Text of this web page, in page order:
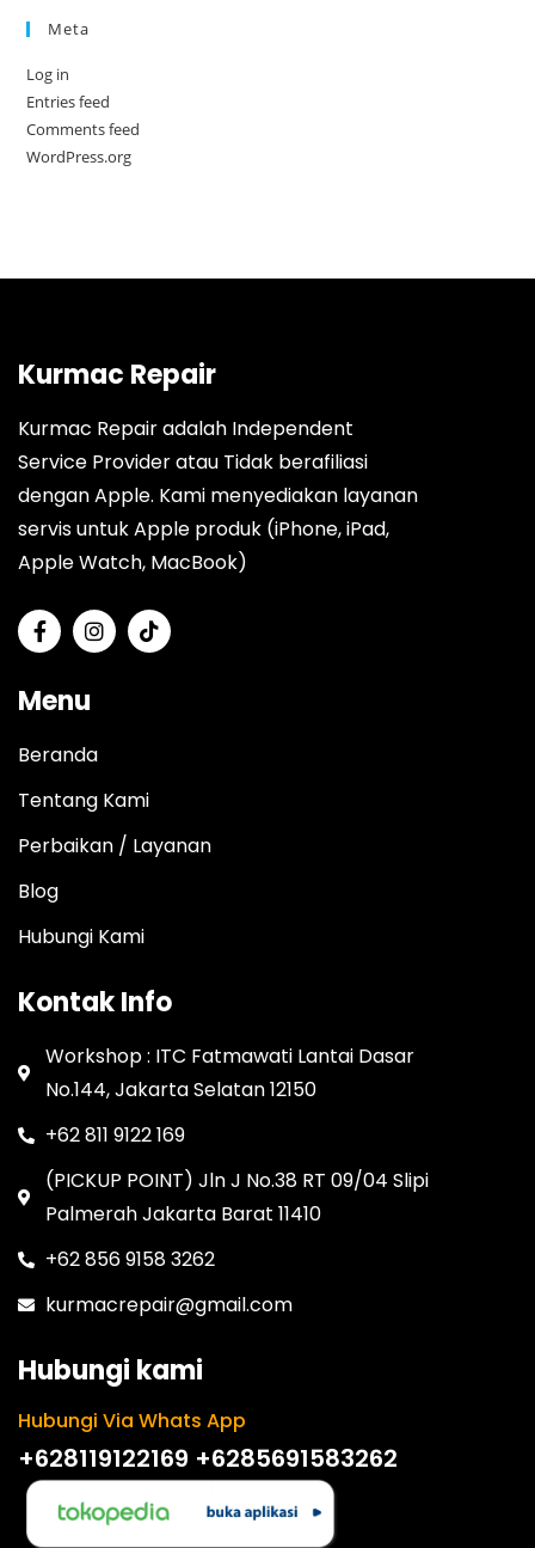
Meta
Log in
Entries feed
Comments feed
WordPress.org
Kurmac Repair
Kurmac Repair adalah Independent
Service Provider atau Tidak berafiliasi
dengan Apple. Kami menyediakan layanan
servis untuk Apple produk (iPhone, iPad,
Apple Watch, MacBook)
Menu
Beranda
Tentang Kami
Perbaikan / Layanan
Blog
Hubungi Kami
Kontak Info
Workshop : ITC Fatmawati Lantai Dasar
No.144, Jakarta Selatan 12150
+62 811 9122 169
(PICKUP POINT) Jln J No.38 RT 09/04 Slipi
Palmerah Jakarta Barat 11410
+62 856 9158 3262
kurmacrepair@gmail.com
Hubungi kami
Hubungi Via Whats App
+628119122169 +6285691583262